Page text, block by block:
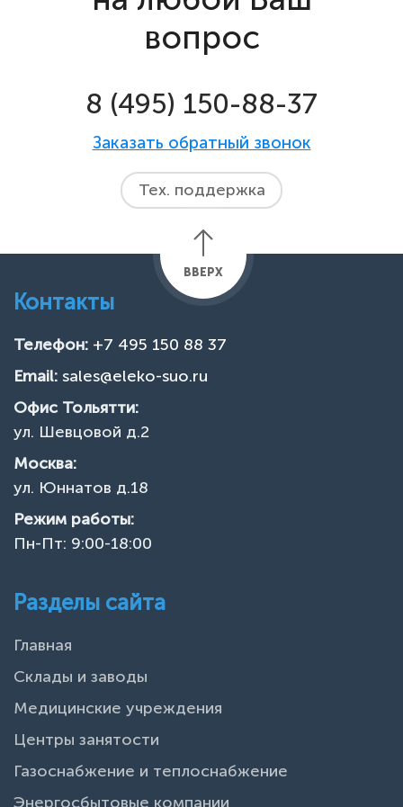
вопрос
8 (495) 150-88-37
Заказать обратный звонок
Тех. поддержка
ВВЕРХ
Контакты
Телефон: +7 495 150 88 37
Email: sales@eleko-suo.ru
Офис Тольятти:
ул. Шевцовой д.2
Москва:
ул. Юннатов д.18
Режим работы:
Пн-Пт: 9:00-18:00
Разделы сайта
Главная
Склады и заводы
Медицинские учреждения
Центры занятости
Газоснабжение и теплоснабжение
Энергосбытовые компании